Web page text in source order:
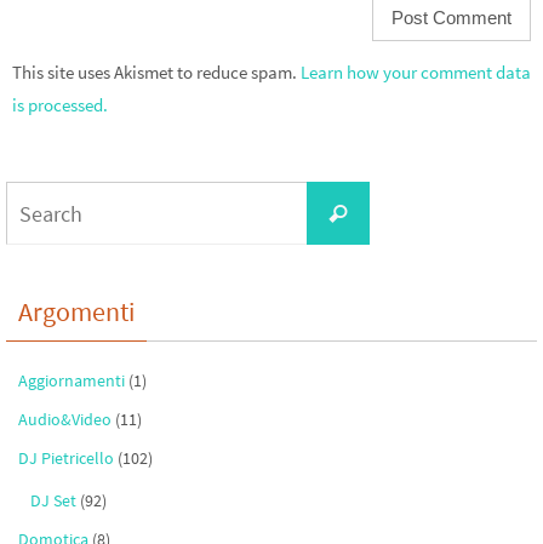
This site uses Akismet to reduce spam. Learn how your comment data
is processed.
Search
Argomenti
Aggiornamenti (1)
Audio&Video (11)
DJ Pietricello (102)
DJ Set (92)
Domotica (8)